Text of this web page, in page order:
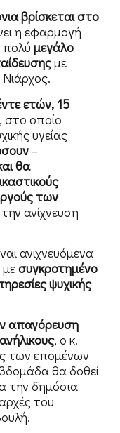
βρίσκεται στο
η εφαρμογή
πολύ μεγάλο
με
ετών, 15
, στο οποίο
υγείας
–
θα
των
ανίχνευση
ανιχνευόμενα
συγκροτημένο
ψυχικής
απαγόρευση
, ο κ.
των επομένων
θα δοθεί
την δημόσια
του